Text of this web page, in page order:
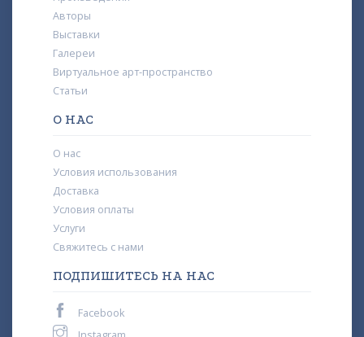
Авторы
Выставки
Галереи
Виртуальное арт-пространство
Статьи
О НАС
О нас
Условия использования
Доставка
Условия оплаты
Услуги
Свяжитесь с нами
ПОДПИШИТЕСЬ НА НАС
Facebook